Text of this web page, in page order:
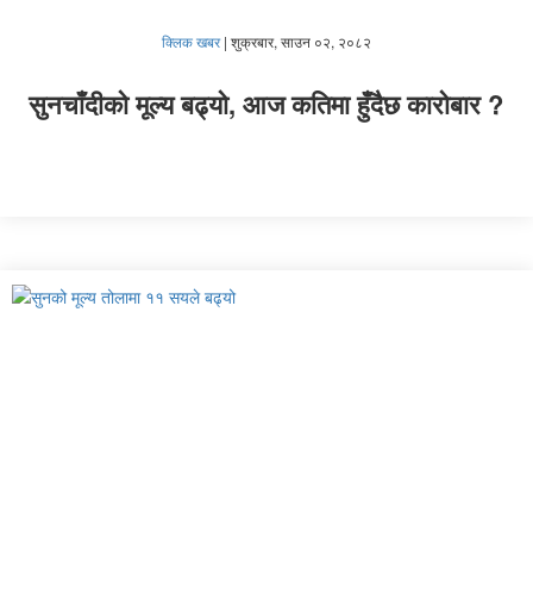
क्लिक खबर| शुक्रबार, साउन ०२, २०८२
सुनचाँदीको मूल्य बढ्यो, आज कतिमा हुँदैछ कारोबार ?